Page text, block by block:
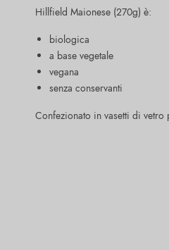
Hillfield Maionese (270g) è:
biologica
a base vegetale
vegana
senza conservanti
Confezionato in vasetti di vetro